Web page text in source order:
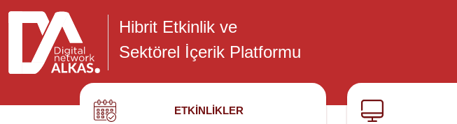
Hibrit Etkinlik ve
Sektörel İçerik Platformu
ETKINLIKLER